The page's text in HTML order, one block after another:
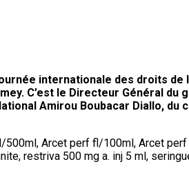
internationale des droits de
C’est le Directeur Général du
Amirou Boubacar Diallo, du
Arcet perf fl/100ml, Arcet
restriva 500 mg a. inj 5 ml,